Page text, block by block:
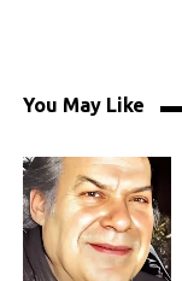
You May Like